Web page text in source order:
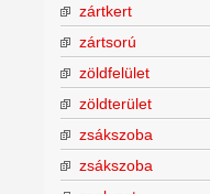
zártkert
zártsorú
zöldfelület
zöldterület
zsákszoba
zsákszoba